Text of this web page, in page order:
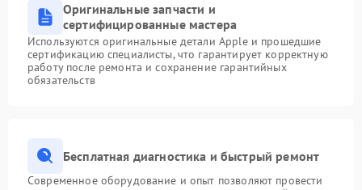
Оригинальные запчасти и
сертифицированные мастера
Используются оригинальные детали Apple и прошедшие
сертификацию специалисты, что гарантирует корректную
работу после ремонта и сохранение гарантийных
обязательств
Бесплатная диагностика и быстрый ремонт
Современное оборудование и опыт позволяют провести